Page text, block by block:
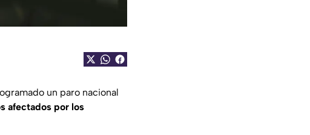
un paro nacional
afectados por los